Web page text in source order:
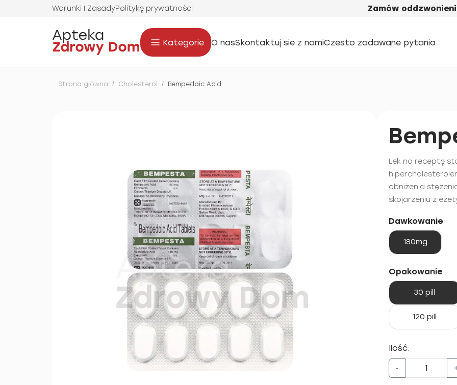
Warunki I ZasadyPolitykę prywatności Zamów
Kategorie O nasSkontaktuj sie z namiCzesto zadawane pytania
Strona główna / Cholesterol / Bempedoic Acid
Lek na receptę
obniżenia
skojarzeniu z
Dawkowanie
180mg
Opakowanie
30 pill
120 pill
Ilość:
-